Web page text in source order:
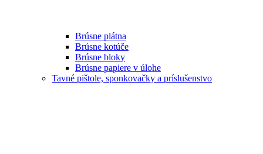
Brúsne plátna
Brúsne kotúče
Brúsne bloky
Brúsne papiere v úlohe
Tavné pištole, sponkovačky a príslušenstvo